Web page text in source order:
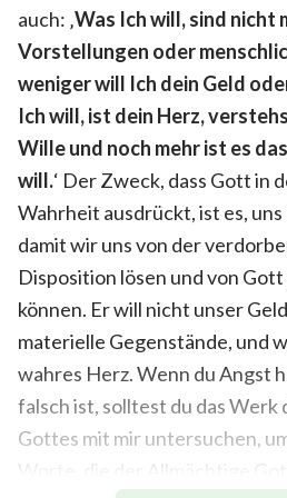
auch: ‚Was Ich will, sind nicht
Vorstellungen oder
weniger will Ich dein Geld
Ich will, ist dein Herz,
Wille und noch mehr ist es
will.‘ Der Zweck, dass Gott in
Wahrheit ausdrückt, ist es,
damit wir uns von der
Disposition lösen und von
können. Er will nicht unser
materielle Gegenstände, und
wahres Herz. Wenn du Angst
falsch ist, solltest du das Werk
Gottes mit mir untersuchen,
Worte, die der Allmächtige